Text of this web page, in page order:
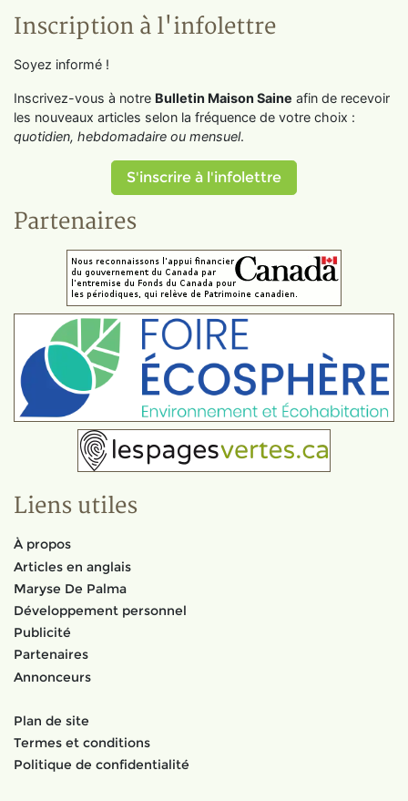
Inscription à l'infolettre
Soyez informé !
Inscrivez-vous à notre Bulletin Maison Saine afin de recevoir
les nouveaux articles selon la fréquence de votre choix :
quotidien, hebdomadaire ou mensuel.
S'inscrire à l'infolettre
Partenaires
Liens utiles
À propos
Articles en anglais
Maryse De Palma
Développement personnel
Publicité
Partenaires
Annonceurs
Plan de site
Termes et conditions
Politique de confidentialité